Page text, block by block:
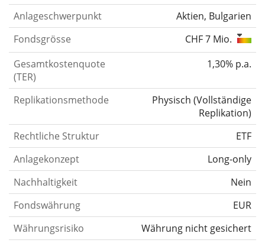
Anlageschwerpunkt
Aktien, Bulgarien
Fondsgrösse
CHF 7 Mio.
Gesamtkostenquote
(TER)
1,30% p.a.
Replikationsmethode Physisch (Vollständige
Replikation)
Rechtliche Struktur
ETF
Anlagekonzept
Long-only
Nachhaltigkeit
Nein
Fondswährung
EUR
Währungsrisiko
Währung nicht gesichert